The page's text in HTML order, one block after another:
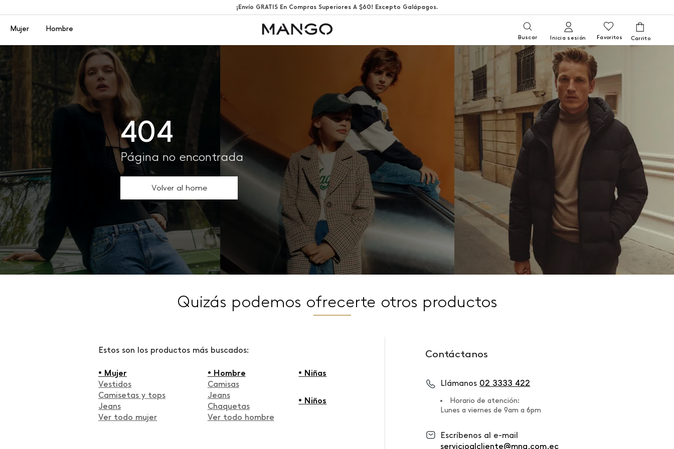
¡Envío GRATIS En Compras Superiores A $60! Excepto Galápagos.
Menú
Mujer Hombre
Buscar Inicia sesión Favoritos
404
Página no encontrada
Volver al home
Quizás podemos ofrecerte otros productos
Estos son los productos más buscados:
• Mujer
Vestidos
Camisetas y tops
Jeans
Ver todo mujer
• Hombre
Camisas
Jeans
Chaquetas
Ver todo hombre
• Niñas
• Niños
Contáctanos
Llámanos 02 3333 422
Horario de atención:
Lunes a viernes de 9am a 6pm
Escríbenos al e-mail
servicioalcliente@mng.com.ec